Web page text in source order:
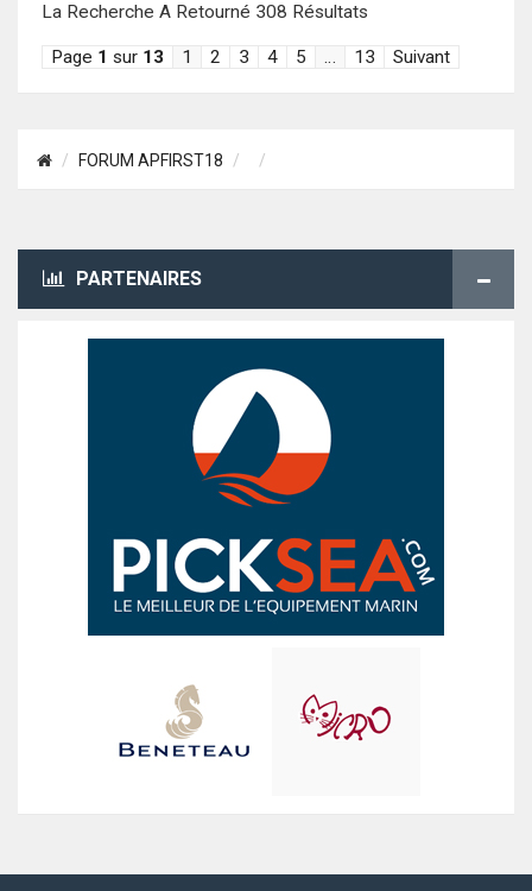
La Recherche A Retourné 308 Résultats
Page 1 sur 13 1 2 3 4 5 … 13 Suivant
FORUM APFIRST18
PARTENAIRES